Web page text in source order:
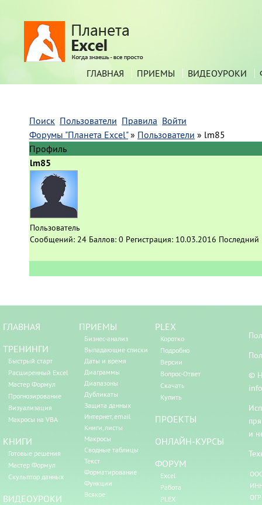
ГЛАВНАЯ ПРИЕМЫ ВИДЕОУРОКИ
Поиск Пользователи Правила Войти
Форумы "Планета Excel" » Пользователи » lm85
Профиль
lm85
Пользователь
Сообщений: 24 Баллов: 0 Регистрация: 10.03.2016 Последний
ГЛАВНАЯ
ТРЕНИНГИ
Быстрый старт
Расширенный Excel
Мастер Формул
Прогнозирование
Визуализация
Макросы на VBA
КНИГИ
Готовые решения
Мастер Формул
Скульптор данных
ВИДЕОУРОКИ
ПРИЕМЫ
Бизнес-анализ
Выпадающие списки
Даты и время
Диаграммы
Диапазоны
Дубликаты
Защита данных
Интернет, email
Книги, листы
Макросы
Сводные таблицы
Текст
Форматирование
Функции
Всякое
PLEX
Коротко
Подробно
Версии
Вопрос-Ответ
Скачать
Купить
ПРОЕКТЫ
ОНЛАЙН-КУРСЫ
ФОРУМ
Excel
Работа
PLEX
©
и